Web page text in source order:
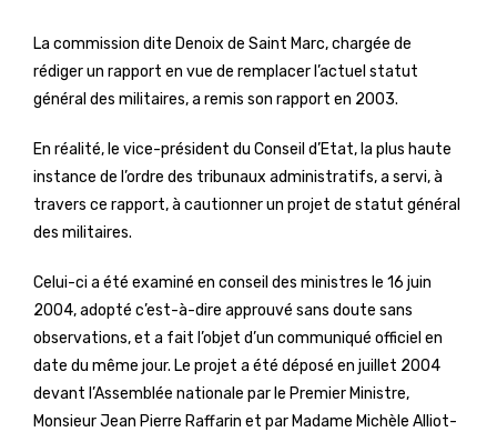
La commission dite Denoix de Saint Marc, chargée de
rédiger un rapport en vue de remplacer l’actuel statut
général des militaires, a remis son rapport en 2003.
En réalité, le vice-président du Conseil d’Etat, la plus haute
instance de l’ordre des tribunaux administratifs, a servi, à
travers ce rapport, à cautionner un projet de statut général
des militaires.
Celui-ci a été examiné en conseil des ministres le 16 juin
2004, adopté c’est-à-dire approuvé sans doute sans
observations, et a fait l’objet d’un communiqué officiel en
date du même jour. Le projet a été déposé en juillet 2004
devant l’Assemblée nationale par le Premier Ministre,
Monsieur Jean Pierre Raffarin et par Madame Michèle Alliot-